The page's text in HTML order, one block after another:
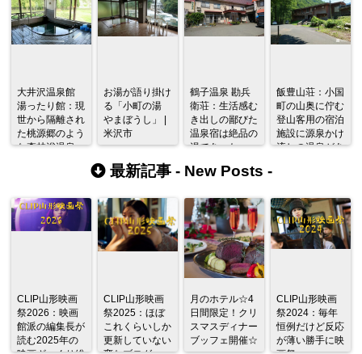
大井沢温泉館
湯ったり館：現
世から隔離され
た桃源郷のよう
な森林浴温泉
お湯が語り掛け
る「小町の湯
やまぼうし」 |
米沢市
鶴子温泉 勘兵
衛荘：生活感む
き出しの鄙びた
温泉宿は絶品の
湯であった
飯豊山荘：小国
町の山奥に佇む
登山客用の宿泊
施設に源泉かけ
流しの温泉があ
最新記事 - New Posts -
CLIP山形映画
祭2026：映画
館派の編集長が
読む2025年の
CLIP山形映画
祭2025：ほぼ
これくらいしか
更新していない
月のホテル☆4
日間限定！クリ
スマスディナー
ブッフェ開催☆
CLIP山形映画
祭2024：毎年
恒例だけど反応
が薄い勝手に映